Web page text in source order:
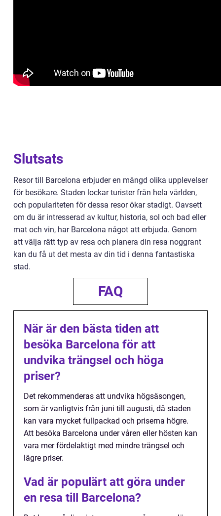
Slutsats
Resor till Barcelona erbjuder en mängd olika upplevelser
för besökare. Staden lockar turister från hela världen,
och populariteten för dessa resor ökar stadigt. Oavsett
om du är intresserad av kultur, historia, sol och bad eller
mat och vin, har Barcelona något att erbjuda. Genom
att välja rätt typ av resa och planera din resa noggrant
kan du få ut det mesta av din tid i denna fantastiska
stad.
FAQ
När är den bästa tiden att
besöka Barcelona för att
undvika trängsel och höga
priser?
Det rekommenderas att undvika högsäsongen,
som är vanligtvis från juni till augusti, då staden
kan vara mycket fullpackad och priserna högre.
Att besöka Barcelona under våren eller hösten kan
vara mer fördelaktigt med mindre trängsel och
lägre priser.
Vad är populärt att göra under
en resa till Barcelona?